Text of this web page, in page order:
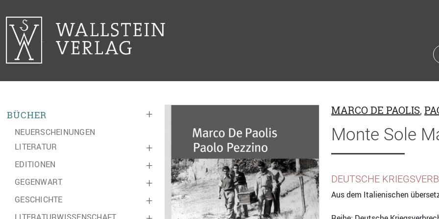
+
BÜCHER
NEUERSCHEINUNGEN
+
LITERATUR
+
EDITIONEN
+
GEGENWART
+
GESCHICHTE
MARCO DE PAOLIS,
Monte Sole
DEUTSCHE
Aus dem Italienischen